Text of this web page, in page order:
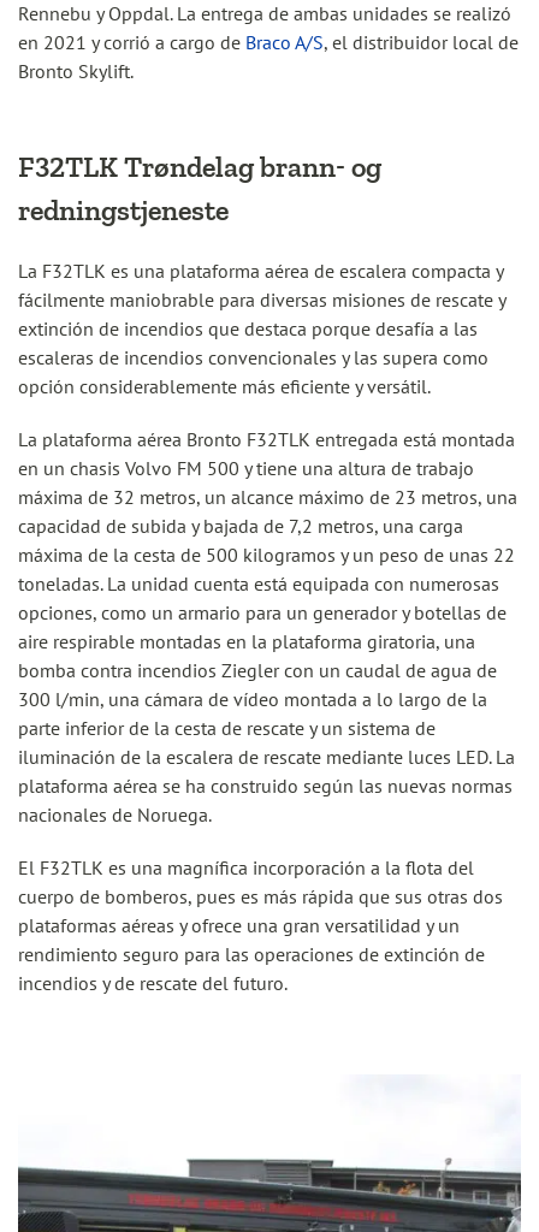
Rennebu y Oppdal. La entrega de ambas unidades se realizó
en 2021 y corrió a cargo de Braco A/S, el distribuidor local de
Bronto Skylift.
F32TLK Trøndelag brann- og
redningstjeneste
La F32TLK es una plataforma aérea de escalera compacta y
fácilmente maniobrable para diversas misiones de rescate y
extinción de incendios que destaca porque desafía a las
escaleras de incendios convencionales y las supera como
opción considerablemente más eficiente y versátil.
La plataforma aérea Bronto F32TLK entregada está montada
en un chasis Volvo FM 500 y tiene una altura de trabajo
máxima de 32 metros, un alcance máximo de 23 metros, una
capacidad de subida y bajada de 7,2 metros, una carga
máxima de la cesta de 500 kilogramos y un peso de unas 22
toneladas. La unidad cuenta está equipada con numerosas
opciones, como un armario para un generador y botellas de
aire respirable montadas en la plataforma giratoria, una
bomba contra incendios Ziegler con un caudal de agua de
300 l/min, una cámara de vídeo montada a lo largo de la
parte inferior de la cesta de rescate y un sistema de
iluminación de la escalera de rescate mediante luces LED. La
plataforma aérea se ha construido según las nuevas normas
nacionales de Noruega.
El F32TLK es una magnífica incorporación a la flota del
cuerpo de bomberos, pues es más rápida que sus otras dos
plataformas aéreas y ofrece una gran versatilidad y un
rendimiento seguro para las operaciones de extinción de
incendios y de rescate del futuro.